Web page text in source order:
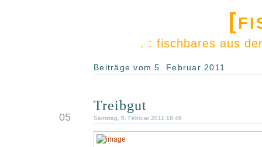
. : fischbares aus
Beiträge vom 5. Februar 2011
05
Treibgut
Samstag, 5. Februar 2011 18:46